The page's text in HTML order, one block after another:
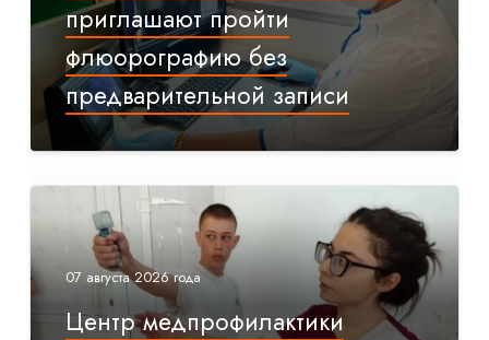
приглашают пройти
флюорографию без
предварительной записи
07 августа 2026 года
Центр медпрофилактики